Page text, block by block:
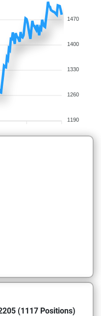
1470
1400
1330
1260
1190
(1117 Positions)